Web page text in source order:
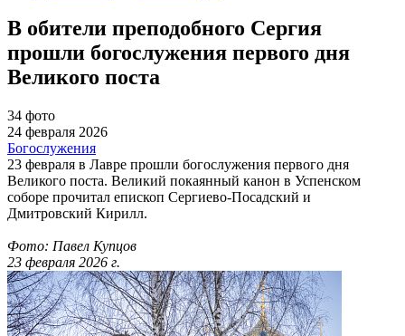
В обители преподобного Сергия
прошли богослужения первого дня
Великого поста
34 фото
24 февраля 2026
Богослужения
23 февраля в Лавре прошли богослужения первого дня
Великого поста. Великий покаянный канон в Успенском
соборе прочитал епископ Сергиево-Посадский и
Дмитровский Кирилл.
Фото: Павел Купцов
23 февраля 2026 г.